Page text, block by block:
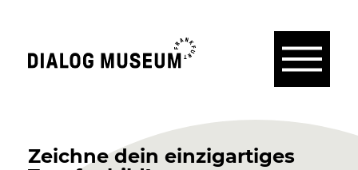
Menü
Zeichne dein einzigartiges